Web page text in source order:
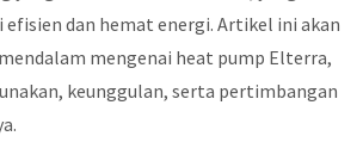
efisien dan hemat energi. Artikel ini akan
mengenai heat pump Elterra,
keunggulan, serta pertimbangan